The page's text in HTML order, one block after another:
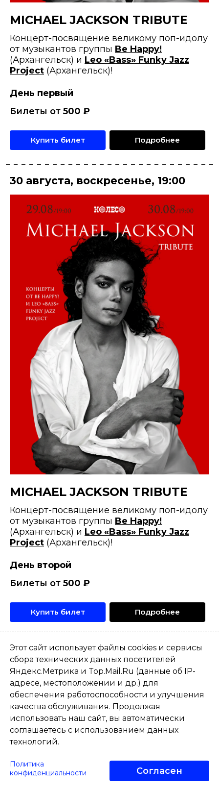
MICHAEL JACKSON TRIBUTE
Концерт-посвящение великому поп-идолу
от музыкантов группы Be Happy!
(Архангельск) и Leo «Bass» Funky Jazz
Project (Архангельск)!
День первый
Билеты от 500 ₽
Купить билет Подробнее
30 августа, воскресенье, 19:00
MICHAEL JACKSON TRIBUTE
Концерт-посвящение великому поп-идолу
от музыкантов группы Be Happy!
(Архангельск) и Leo «Bass» Funky Jazz
Project (Архангельск)!
День второй
Билеты от 500 ₽
Купить билет Подробнее
05 сентября,суббота,19:00
Этот сайт использует файлы cookies и сервисы
сбора технических данных посетителей
Яндекс.Метрика и Top.Mail.Ru (данные об IP-
адресе, местоположении и др.) для
обеспечения работоспособности и улучшения
качества обслуживания. Продолжая
использовать наш сайт, вы автоматически
соглашаетесь с использованием данных
технологий.
Политика
конфиденциальности
Согласен